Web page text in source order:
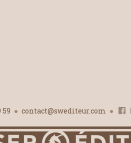
59 contact@swediteur.com